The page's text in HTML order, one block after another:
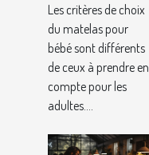
matelas de
bébé ?
Les critères de choix
du matelas pour
bébé sont différents
de ceux à prendre en
compte pour les
adultes....